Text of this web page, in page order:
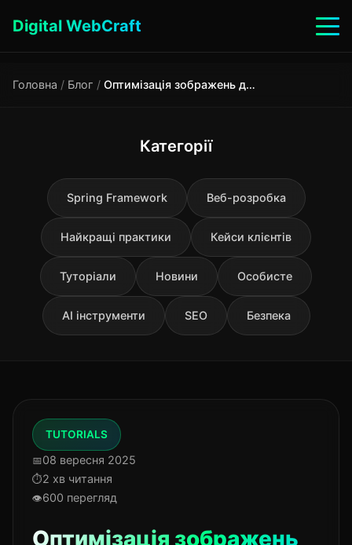
Digital WebCraft
Головна / Блог / Оптимізація зображень для SEO: покроковий гайд із завданнями
Категорії
Spring Framework Веб-розробка
Найкращі практики Кейси клієнтів
Туторіали Новини Особисте
AI інструменти SEO Безпека
TUTORIALS
08 вересня 2025
2 хв читання
600 перегляд
Оптимізація зображень